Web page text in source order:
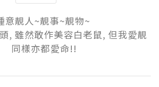
意靚人~靚事~靚物~
, 雖然敢作美容白老鼠, 但我愛靚
同樣亦都愛命!!